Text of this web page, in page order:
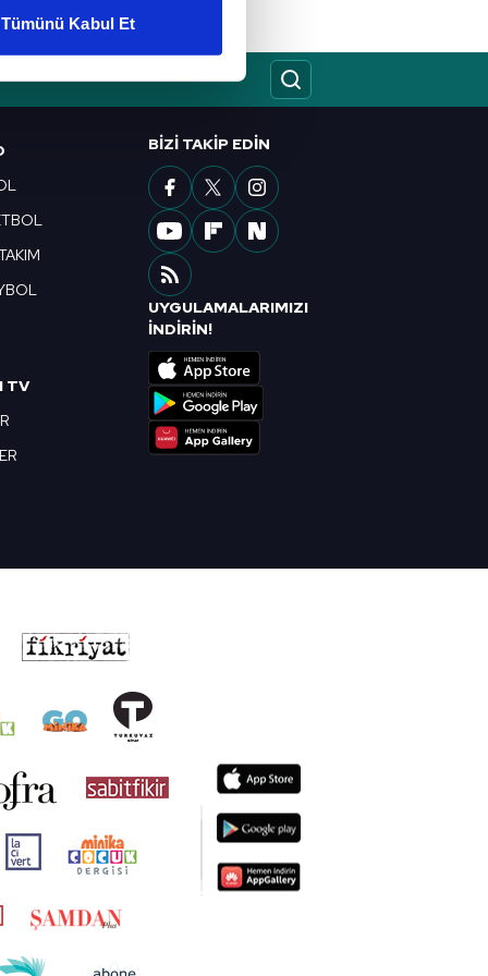
gösterilmeyecektir."
kullanılmaktadır. Bu
sunulması
ve sizlere yönelik
detaylı bilgi için Ayarlar
ve sitemizde ilgili
Tümünü Kabul Et
TV
BIZI TAKIP EDIN
UYGULAMALARIMIZI
İNDİRİN!